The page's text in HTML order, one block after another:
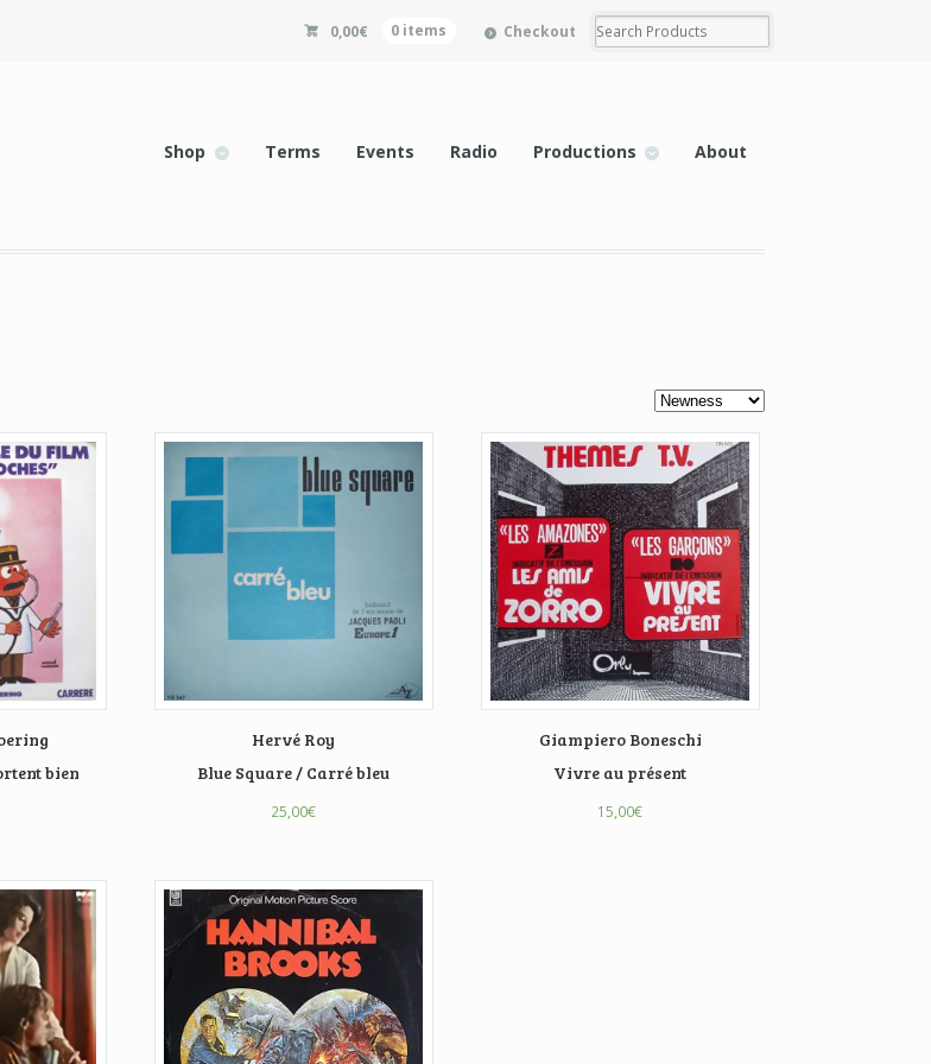
0,00€ 0 items Checkout
Shop Terms Events Radio Productions About
bien
Hervé Roy
Blue Square / Carré bleu
25,00€
Giampiero Boneschi
Vivre au présent
15,00€